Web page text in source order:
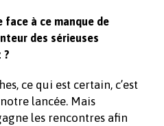
face à ce manque de
des sérieuses
?
ce qui est certain, c’est
lancée. Mais
les rencontres afin